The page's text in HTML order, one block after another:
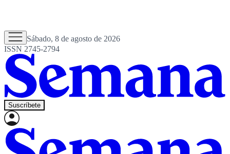
Sábado, 8 de agosto de 2026
ISSN 2745-2794
Suscríbete